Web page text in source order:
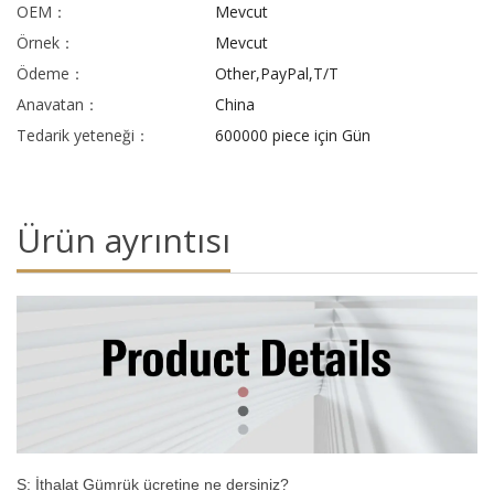
OEM：
Mevcut
Örnek：
Mevcut
Ödeme：
Other,PayPal,T/T
Anavatan：
China
Tedarik yeteneği：
600000 piece için Gün
Ürün ayrıntısı
S: İthalat Gümrük ücretine ne dersiniz?